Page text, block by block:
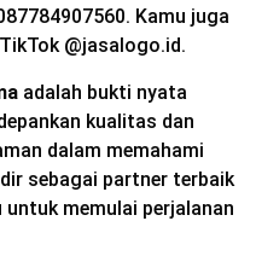
Kamu juga
@jasalogo.id.
adalah bukti nyata
kualitas dan
dalam memahami
sebagai partner terbaik
memulai perjalanan